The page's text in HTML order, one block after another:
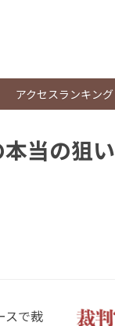
アクセスランキング
当の狙い
スで裁